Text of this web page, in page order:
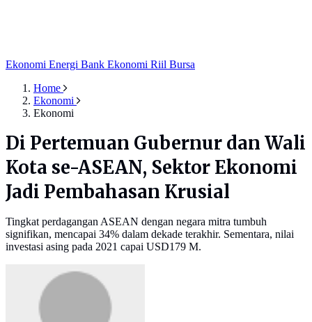
Ekonomi Energi Bank Ekonomi Riil Bursa
Home
Ekonomi
Ekonomi
Di Pertemuan Gubernur dan Wali
Kota se-ASEAN, Sektor Ekonomi
Jadi Pembahasan Krusial
Tingkat perdagangan ASEAN dengan negara mitra tumbuh
signifikan, mencapai 34% dalam dekade terakhir. Sementara, nilai
investasi asing pada 2021 capai USD179 M.